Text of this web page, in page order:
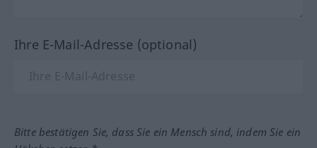
Ihre E-Mail-Adresse (optional)
Bitte bestätigen Sie, dass Sie ein Mensch sind, indem Sie ein